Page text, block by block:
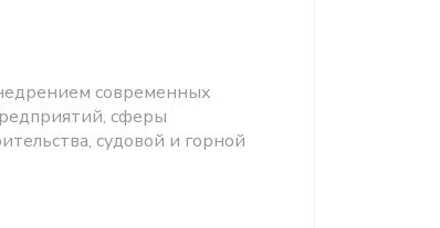
современных
сферы
судовой и горной